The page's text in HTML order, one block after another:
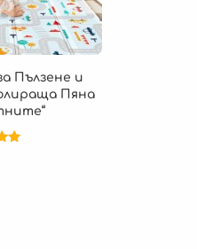
Пълзене и
Пяна